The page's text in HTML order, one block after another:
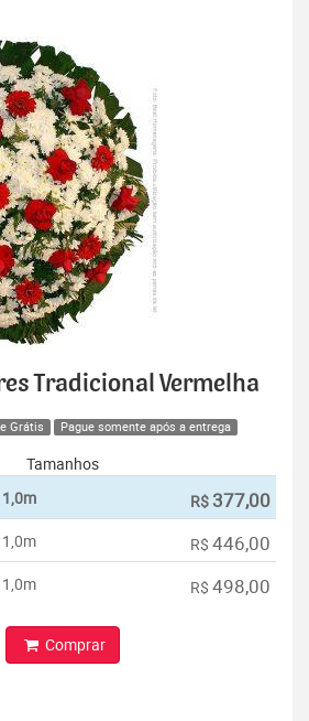
Tradicional Vermelha
Grátis Pague somente após a entrega
Tamanhos
R$ 377,00
R$ 446,00
R$ 498,00
Comprar